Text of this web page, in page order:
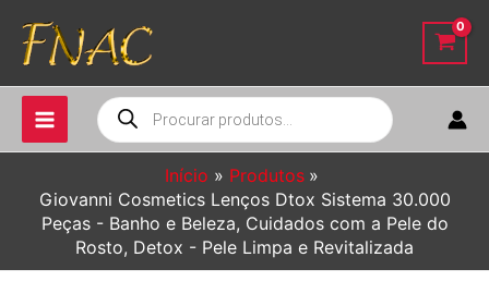
para
conteúdo
Pesquisar
produtos
Início
Produtos
Giovanni Cosmetics Lenços Dtox Sistema 30.000
Peças - Banho e Beleza, Cuidados com a Pele do
Rosto, Detox - Pele Limpa e Revitalizada